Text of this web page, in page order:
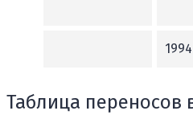
1994
Таблица переносов